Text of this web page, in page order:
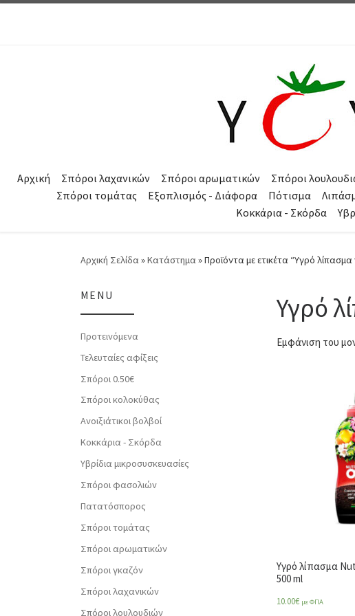
Αρχική Σπόροι λαχανικών Σπόροι αρωματικών Σπόροι
Σπόροι τομάτας
Εξοπλισμός - Διάφορα Πότισμα
Κοκκάρια - Σκόρδα
Αρχική Σελίδα »Κατάστημα »Προϊόντα με ετικέτα “Υγρό λίπασμα
Υγρό
Εμφάνιση του
Υγρό λίπασμα
500 ml
10.00€ με ΦΠΑ
MENU
Προτεινόμενα
Τελευταίες αφίξεις
Σπόροι 0.50€
Σπόροι κολοκύθας
Ανοιξιάτικοι βολβοί
Κοκκάρια - Σκόρδα
Υβρίδια μικροσυσκευασίες
Σπόροι φασολιών
Πατατόσπορος
Σπόροι τομάτας
Σπόροι αρωματικών
Σπόροι γκαζόν
Σπόροι λαχανικών
Σπόροι λουλουδιών